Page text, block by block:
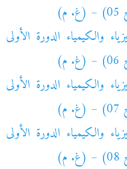
والكيمياء الدورة الأولى
والكيمياء الدورة الأولى
والكيمياء الدورة الأولى